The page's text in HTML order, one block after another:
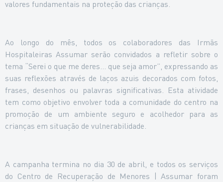
valores fundamentais na proteção das crianças.
Ao longo do mês, todos os colaboradores das Irmãs
Hospitaleiras Assumar serão convidados a refletir sobre o
tema “Serei o que me deres… que seja amor”, expressando as
suas reflexões através de laços azuis decorados com fotos,
frases, desenhos ou palavras significativas. Esta atividade
tem como objetivo envolver toda a comunidade do centro na
promoção de um ambiente seguro e acolhedor para as
crianças em situação de vulnerabilidade.
A campanha termina no dia 30 de abril, e todos os serviços
do Centro de Recuperação de Menores | Assumar foram